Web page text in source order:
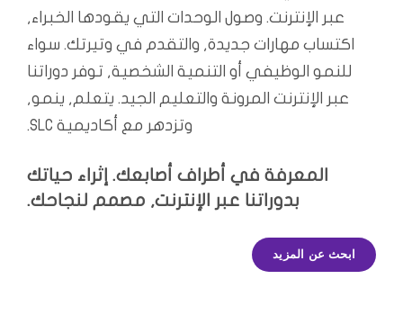
عبر الإنترنت. وصول الوحدات التي يقودها الخبراء,
اكتساب مهارات جديدة, والتقدم في وتيرتك. سواء
للنمو الوظيفي أو التنمية الشخصية, توفر دوراتنا
عبر الإنترنت المرونة والتعليم الجيد. يتعلم, ينمو,
وتزدهر مع أكاديمية SLC.
المعرفة في أطراف أصابعك. إثراء حياتك
بدوراتنا عبر الإنترنت, مصمم لنجاحك.
ابحث عن المزيد